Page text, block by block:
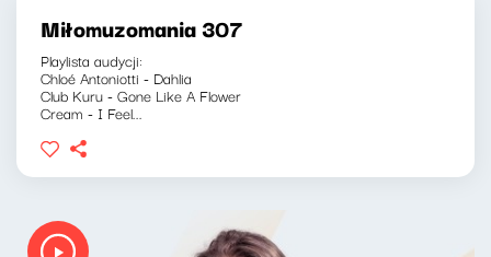
Miłomuzomania 307
Playlista audycji:
Chloé Antoniotti - Dahlia
Club Kuru - Gone Like A Flower
Cream - I Feel...